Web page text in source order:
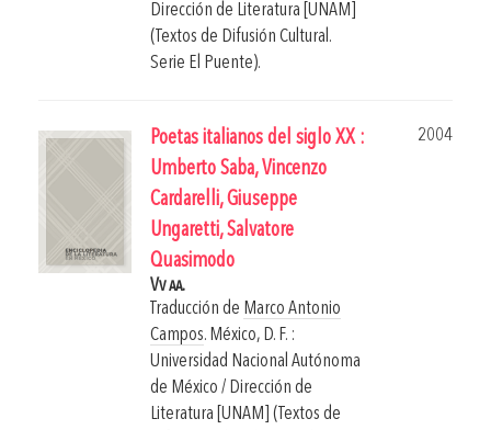
Dirección de Literatura [UNAM]
(Textos de Difusión Cultural.
Serie El Puente).
Poetas italianos del siglo XX :
Umberto Saba, Vincenzo
Cardarelli, Giuseppe
Ungaretti, Salvatore
Quasimodo
2004
Vv aa.
Traducción de Marco Antonio
Campos. México, D. F. :
Universidad Nacional Autónoma
de México / Dirección de
Literatura [UNAM] (Textos de